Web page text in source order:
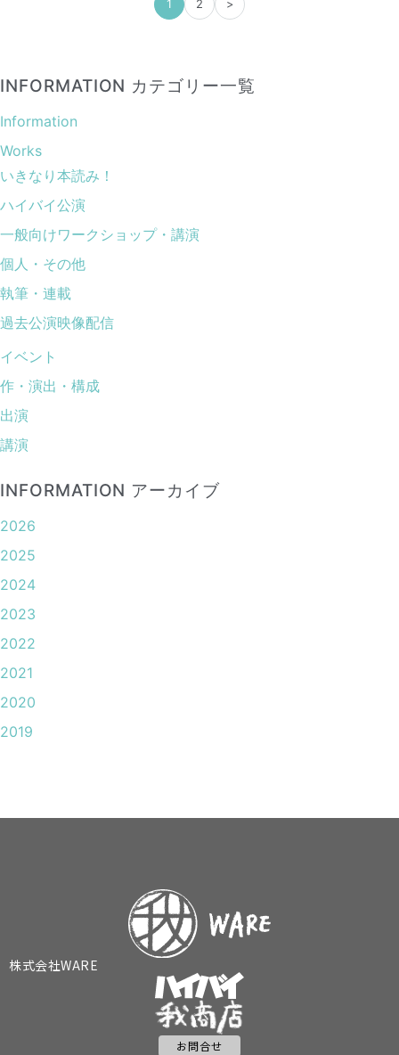
1 2 >
INFORMATION カテゴリー一覧
Information
Works
いきなり本読み！
ハイバイ公演
一般向けワークショップ・講演
個人・その他
執筆・連載
過去公演映像配信
イベント
作・演出・構成
出演
講演
INFORMATION アーカイブ
2026
2025
2024
2023
2022
2021
2020
2019
株式会社WARE
お問合せ